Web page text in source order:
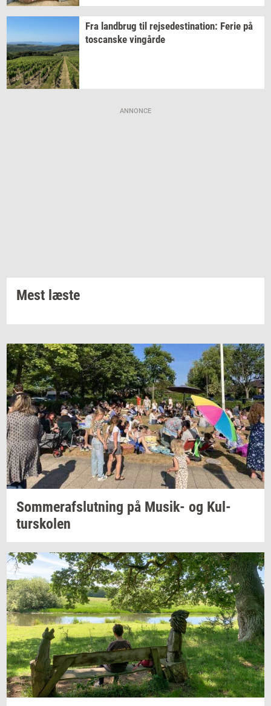
Fra land­brug til rej­se­desti­na­tion: Ferie på
toscan­ske vin­går­de
ANNONCE
Mest læste
Som­mer­af­slut­ning på Musik-​ og Kul­
tursko­len